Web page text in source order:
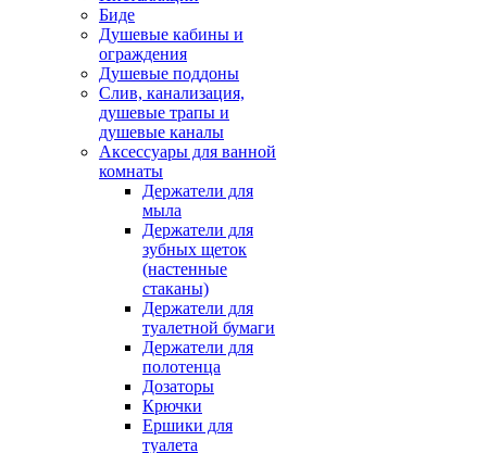
Биде
Душевые кабины и
ограждения
Душевые поддоны
Слив, канализация,
душевые трапы и
душевые каналы
Аксессуары для ванной
комнаты
Держатели для
мыла
Держатели для
зубных щеток
(настенные
стаканы)
Держатели для
туалетной бумаги
Держатели для
полотенца
Дозаторы
Крючки
Ершики для
туалета